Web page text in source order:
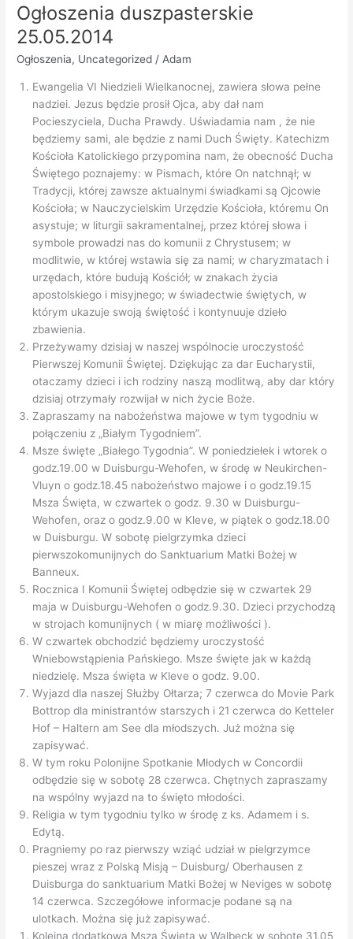
Ogłoszenia duszpasterskie
25.05.2014
Ogłoszenia, Uncategorized /Adam
Ewangelia VI Niedzieli Wielkanocnej, zawiera słowa pełne
nadziei. Jezus będzie prosił Ojca, aby dał nam
Pocieszyciela, Ducha Prawdy. Uświadamia nam , że nie
będziemy sami, ale będzie z nami Duch Święty. Katechizm
Kościoła Katolickiego przypomina nam, że obecność Ducha
Świętego poznajemy: w Pismach, które On natchnął; w
Tradycji, której zawsze aktualnymi świadkami są Ojcowie
Kościoła; w Nauczycielskim Urzędzie Kościoła, któremu On
asystuje; w liturgii sakramentalnej, przez której słowa i
symbole prowadzi nas do komunii z Chrystusem; w
modlitwie, w której wstawia się za nami; w charyzmatach i
urzędach, które budują Kościół; w znakach życia
apostolskiego i misyjnego; w świadectwie świętych, w
którym ukazuje swoją świętość i kontynuuje dzieło
zbawienia.
Przeżywamy dzisiaj w naszej wspólnocie uroczystość
Pierwszej Komunii Świętej. Dziękując za dar Eucharystii,
otaczamy dzieci i ich rodziny naszą modlitwą, aby dar który
dzisiaj otrzymały rozwijał w nich życie Boże.
Zapraszamy na nabożeństwa majowe w tym tygodniu w
połączeniu z „Białym Tygodniem”.
Msze święte „Białego Tygodnia”. W poniedziełek i wtorek o
godz.19.00 w Duisburgu-Wehofen, w środę w Neukirchen-
Vluyn o godz.18.45 nabożeństwo majowe i o godz.19.15
Msza Święta, w czwartek o godz. 9.30 w Duisburgu-
Wehofen, oraz o godz.9.00 w Kleve, w piątek o godz.18.00
w Duisburgu. W sobotę pielgrzymka dzieci
pierwszokomunijnych do Sanktuarium Matki Bożej w
Banneux.
Rocznica I Komunii Świętej odbędzie się w czwartek 29
maja w Duisburgu-Wehofen o godz.9.30. Dzieci przychodzą
w strojach komunijnych ( w miarę możliwości ).
W czwartek obchodzić będziemy uroczystość
Wniebowstąpienia Pańskiego. Msze święte jak w każdą
niedzielę. Msza święta w Kleve o godz. 9.00.
Wyjazd dla naszej Służby Ołtarza; 7 czerwca do Movie Park
Bottrop dla ministrantów starszych i 21 czerwca do Ketteler
Hof – Haltern am See dla młodszych. Już można się
zapisywać.
W tym roku Polonijne Spotkanie Młodych w Concordii
odbędzie się w sobotę 28 czerwca. Chętnych zapraszamy
na wspólny wyjazd na to święto młodości.
Religia w tym tygodniu tylko w środę z ks. Adamem i s.
Edytą.
Pragniemy po raz pierwszy wziąć udział w pielgrzymce
pieszej wraz z Polską Misją – Duisburg/ Oberhausen z
Duisburga do sanktuarium Matki Bożej w Neviges w sobotę
14 czerwca. Szczegółowe informacje podane są na
ulotkach. Można się już zapisywać.
Kolejna dodatkowa Msza Święta w Walbeck w sobotę 31.05